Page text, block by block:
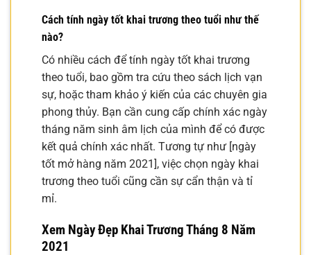
Cách tính ngày tốt khai trương theo tuổi như thế
nào?
Có nhiều cách để tính ngày tốt khai trương
theo tuổi, bao gồm tra cứu theo sách lịch vạn
sự, hoặc tham khảo ý kiến của các chuyên gia
phong thủy. Bạn cần cung cấp chính xác ngày
tháng năm sinh âm lịch của mình để có được
kết quả chính xác nhất. Tương tự như [ngày
tốt mở hàng năm 2021], việc chọn ngày khai
trương theo tuổi cũng cần sự cẩn thận và tỉ
mỉ.
Xem Ngày Đẹp Khai Trương Tháng 8 Năm
2021